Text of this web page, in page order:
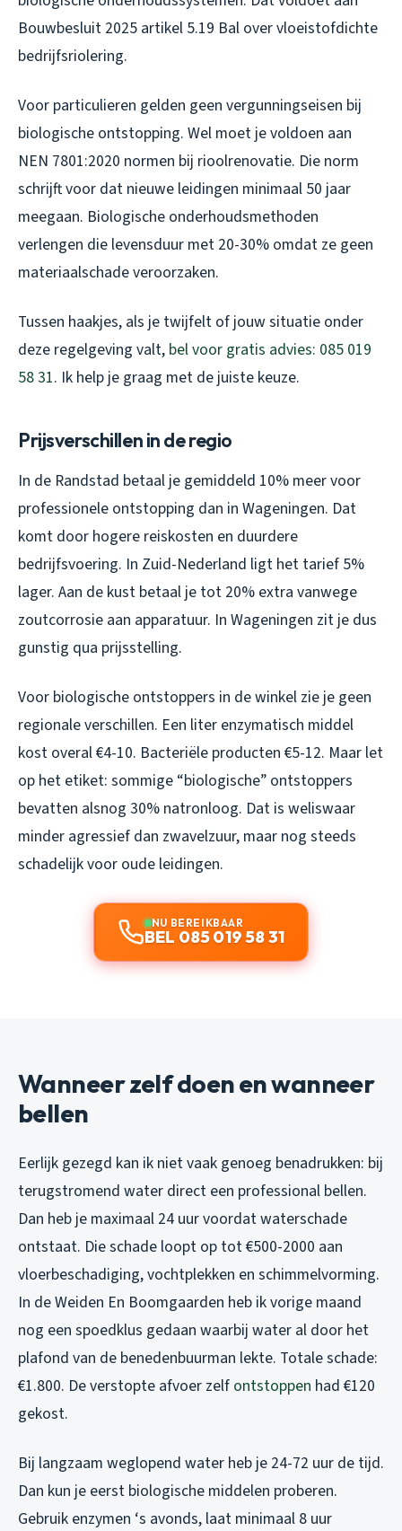
Bouwbesluit 2025 artikel 5.19 Bal over vloeistofdichte
bedrijfsriolering.
Voor particulieren gelden geen vergunningseisen bij
biologische ontstopping. Wel moet je voldoen aan
NEN 7801:2020 normen bij rioolrenovatie. Die norm
schrijft voor dat nieuwe leidingen minimaal 50 jaar
meegaan. Biologische onderhoudsmethoden
verlengen die levensduur met 20-30% omdat ze geen
materiaalschade veroorzaken.
Tussen haakjes, als je twijfelt of jouw situatie onder
deze regelgeving valt, bel voor gratis advies: 085 019
58 31. Ik help je graag met de juiste keuze.
Prijsverschillen in de regio
In de Randstad betaal je gemiddeld 10% meer voor
professionele ontstopping dan in Wageningen. Dat
komt door hogere reiskosten en duurdere
bedrijfsvoering. In Zuid-Nederland ligt het tarief 5%
lager. Aan de kust betaal je tot 20% extra vanwege
zoutcorrosie aan apparatuur. In Wageningen zit je dus
gunstig qua prijsstelling.
Voor biologische ontstoppers in de winkel zie je geen
regionale verschillen. Een liter enzymatisch middel
kost overal €4-10. Bacteriële producten €5-12. Maar let
op het etiket: sommige “biologische” ontstoppers
bevatten alsnog 30% natronloog. Dat is weliswaar
minder agressief dan zwavelzuur, maar nog steeds
schadelijk voor oude leidingen.
NU BEREIKBAAR
BEL 085 019 58 31
Wanneer zelf doen en wanneer
bellen
Eerlijk gezegd kan ik niet vaak genoeg benadrukken: bij
terugstromend water direct een professional bellen.
Dan heb je maximaal 24 uur voordat waterschade
ontstaat. Die schade loopt op tot €500-2000 aan
vloerbeschadiging, vochtplekken en schimmelvorming.
In de Weiden En Boomgaarden heb ik vorige maand
nog een spoedklus gedaan waarbij water al door het
plafond van de benedenbuurman lekte. Totale schade:
€1.800. De verstopte afvoer zelf ontstoppen had €120
gekost.
Bij langzaam weglopend water heb je 24-72 uur de tijd.
Dan kun je eerst biologische middelen proberen.
Gebruik enzymen ‘s avonds, laat minimaal 8 uur